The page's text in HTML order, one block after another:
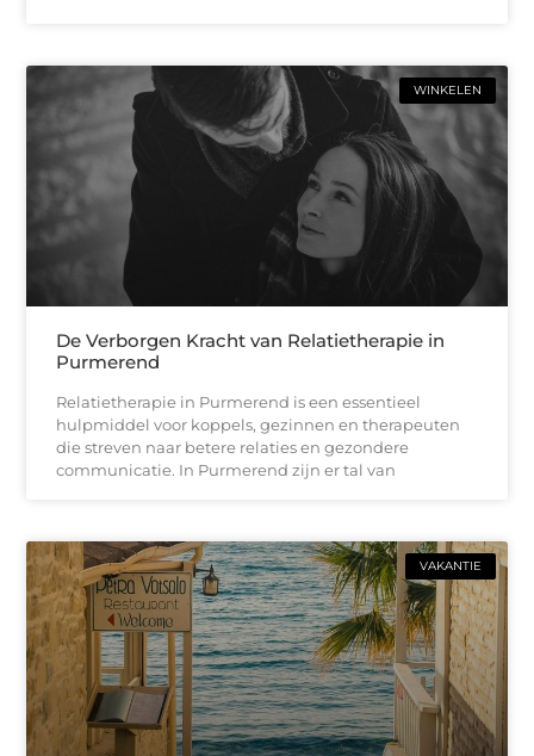
WINKELEN
De Verborgen Kracht van Relatietherapie in
Purmerend
Relatietherapie in Purmerend is een essentieel
hulpmiddel voor koppels, gezinnen en therapeuten
die streven naar betere relaties en gezondere
communicatie. In Purmerend zijn er tal van
VAKANTIE